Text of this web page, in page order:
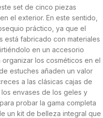
set de cinco piezas
el exterior. En este sentido,
práctico, ya que el
fabricado con materiales
en un accesorio
los cosméticos en el
estuches añaden un valor
a las clásicas cajas de
envases de los geles y
probar la gama completa
un kit de belleza integral que